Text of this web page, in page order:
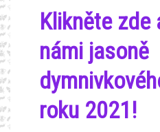
Klikněte
námi jasoně
roku 2021!